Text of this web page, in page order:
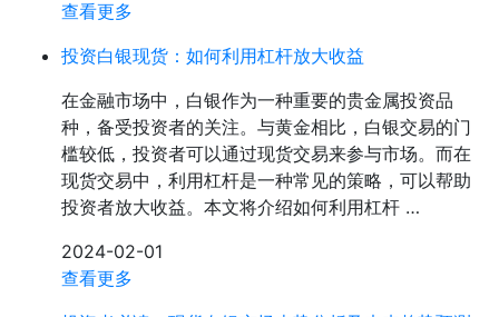
查看更多
投资白银现货：如何利用杠杆放大收益
在金融市场中，白银作为一种重要的贵金属投资品
种，备受投资者的关注。与黄金相比，白银交易的门
槛较低，投资者可以通过现货交易来参与市场。而在
现货交易中，利用杠杆是一种常见的策略，可以帮助
投资者放大收益。本文将介绍如何利用杠杆 …
2024-02-01
查看更多